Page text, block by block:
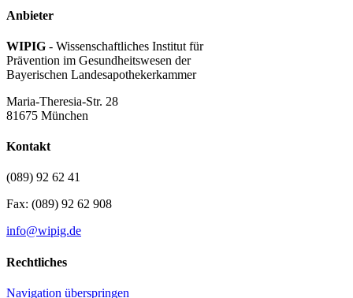
Anbieter
WIPIG - Wissenschaftliches Institut für
Prävention im Gesundheitswesen der
Bayerischen Landesapothekerkammer
Maria-Theresia-Str. 28
81675 München
Kontakt
(089) 92 62 41
Fax: (089) 92 62 908
info@wipig.de
Rechtliches
Navigation überspringen